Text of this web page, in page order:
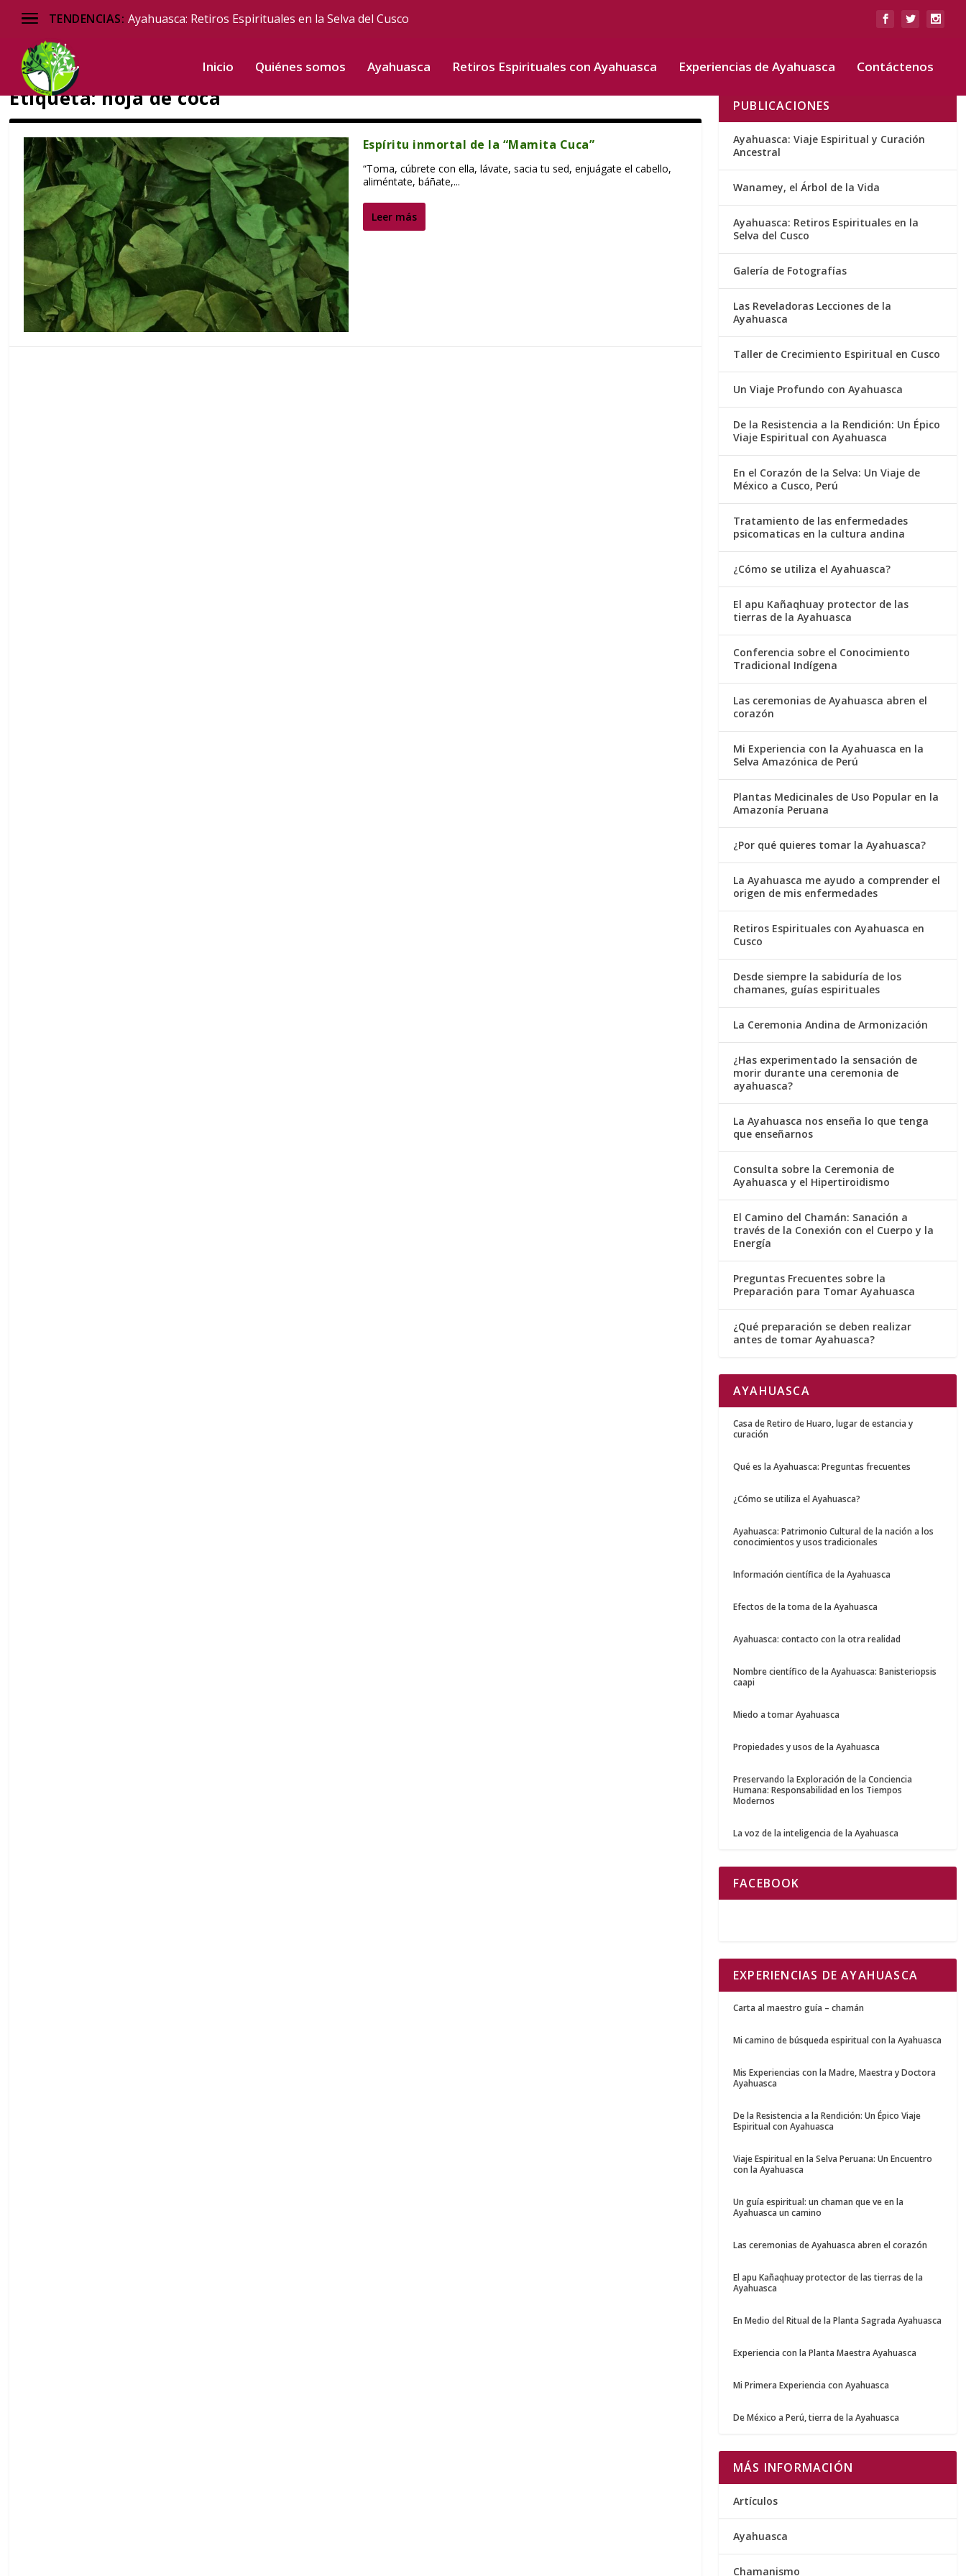
TENDENCIAS: Ayahuasca: Retiros Espirituales en la Selva del Cusco
Inicio Quiénes somos Ayahuasca Retiros Espirituales con Ayahuasca Experiencias de Ayahuasca Contáctenos
Etiqueta:hoja de coca
Espíritu inmortal de la “Mamita Cuca”
“Toma, cúbrete con ella, lávate, sacia tu sed, enjuágate el cabello,
aliméntate, báñate,...
Leer más
PUBLICACIONES
Ayahuasca: Viaje Espiritual y Curación
Ancestral
Wanamey, el Árbol de la Vida
Ayahuasca: Retiros Espirituales en la
Selva del Cusco
Galería de Fotografías
Las Reveladoras Lecciones de la
Ayahuasca
Taller de Crecimiento Espiritual en Cusco
Un Viaje Profundo con Ayahuasca
De la Resistencia a la Rendición: Un Épico
Viaje Espiritual con Ayahuasca
En el Corazón de la Selva: Un Viaje de
México a Cusco, Perú
Tratamiento de las enfermedades
psicomaticas en la cultura andina
¿Cómo se utiliza el Ayahuasca?
El apu Kañaqhuay protector de las
tierras de la Ayahuasca
Conferencia sobre el Conocimiento
Tradicional Indígena
Las ceremonias de Ayahuasca abren el
corazón
Mi Experiencia con la Ayahuasca en la
Selva Amazónica de Perú
Plantas Medicinales de Uso Popular en la
Amazonía Peruana
¿Por qué quieres tomar la Ayahuasca?
La Ayahuasca me ayudo a comprender el
origen de mis enfermedades
Retiros Espirituales con Ayahuasca en
Cusco
Desde siempre la sabiduría de los
chamanes, guías espirituales
La Ceremonia Andina de Armonización
¿Has experimentado la sensación de
morir durante una ceremonia de
ayahuasca?
La Ayahuasca nos enseña lo que tenga
que enseñarnos
Consulta sobre la Ceremonia de
Ayahuasca y el Hipertiroidismo
El Camino del Chamán: Sanación a
través de la Conexión con el Cuerpo y la
Energía
Preguntas Frecuentes sobre la
Preparación para Tomar Ayahuasca
¿Qué preparación se deben realizar
antes de tomar Ayahuasca?
AYAHUASCA
Casa de Retiro de Huaro, lugar de estancia y
curación
Qué es la Ayahuasca: Preguntas frecuentes
¿Cómo se utiliza el Ayahuasca?
Ayahuasca: Patrimonio Cultural de la nación a los
conocimientos y usos tradicionales
Información científica de la Ayahuasca
Efectos de la toma de la Ayahuasca
Ayahuasca: contacto con la otra realidad
Nombre científico de la Ayahuasca: Banisteriopsis
caapi
Miedo a tomar Ayahuasca
Propiedades y usos de la Ayahuasca
Preservando la Exploración de la Conciencia
Humana: Responsabilidad en los Tiempos
Modernos
La voz de la inteligencia de la Ayahuasca
FACEBOOK
EXPERIENCIAS DE AYAHUASCA
Carta al maestro guía – chamán
Mi camino de búsqueda espiritual con la Ayahuasca
Mis Experiencias con la Madre, Maestra y Doctora
Ayahuasca
De la Resistencia a la Rendición: Un Épico Viaje
Espiritual con Ayahuasca
Viaje Espiritual en la Selva Peruana: Un Encuentro
con la Ayahuasca
Un guía espiritual: un chaman que ve en la
Ayahuasca un camino
Las ceremonias de Ayahuasca abren el corazón
El apu Kañaqhuay protector de las tierras de la
Ayahuasca
En Medio del Ritual de la Planta Sagrada Ayahuasca
Experiencia con la Planta Maestra Ayahuasca
Mi Primera Experiencia con Ayahuasca
De México a Perú, tierra de la Ayahuasca
MÁS INFORMACIÓN
Artículos
Ayahuasca
Chamanismo